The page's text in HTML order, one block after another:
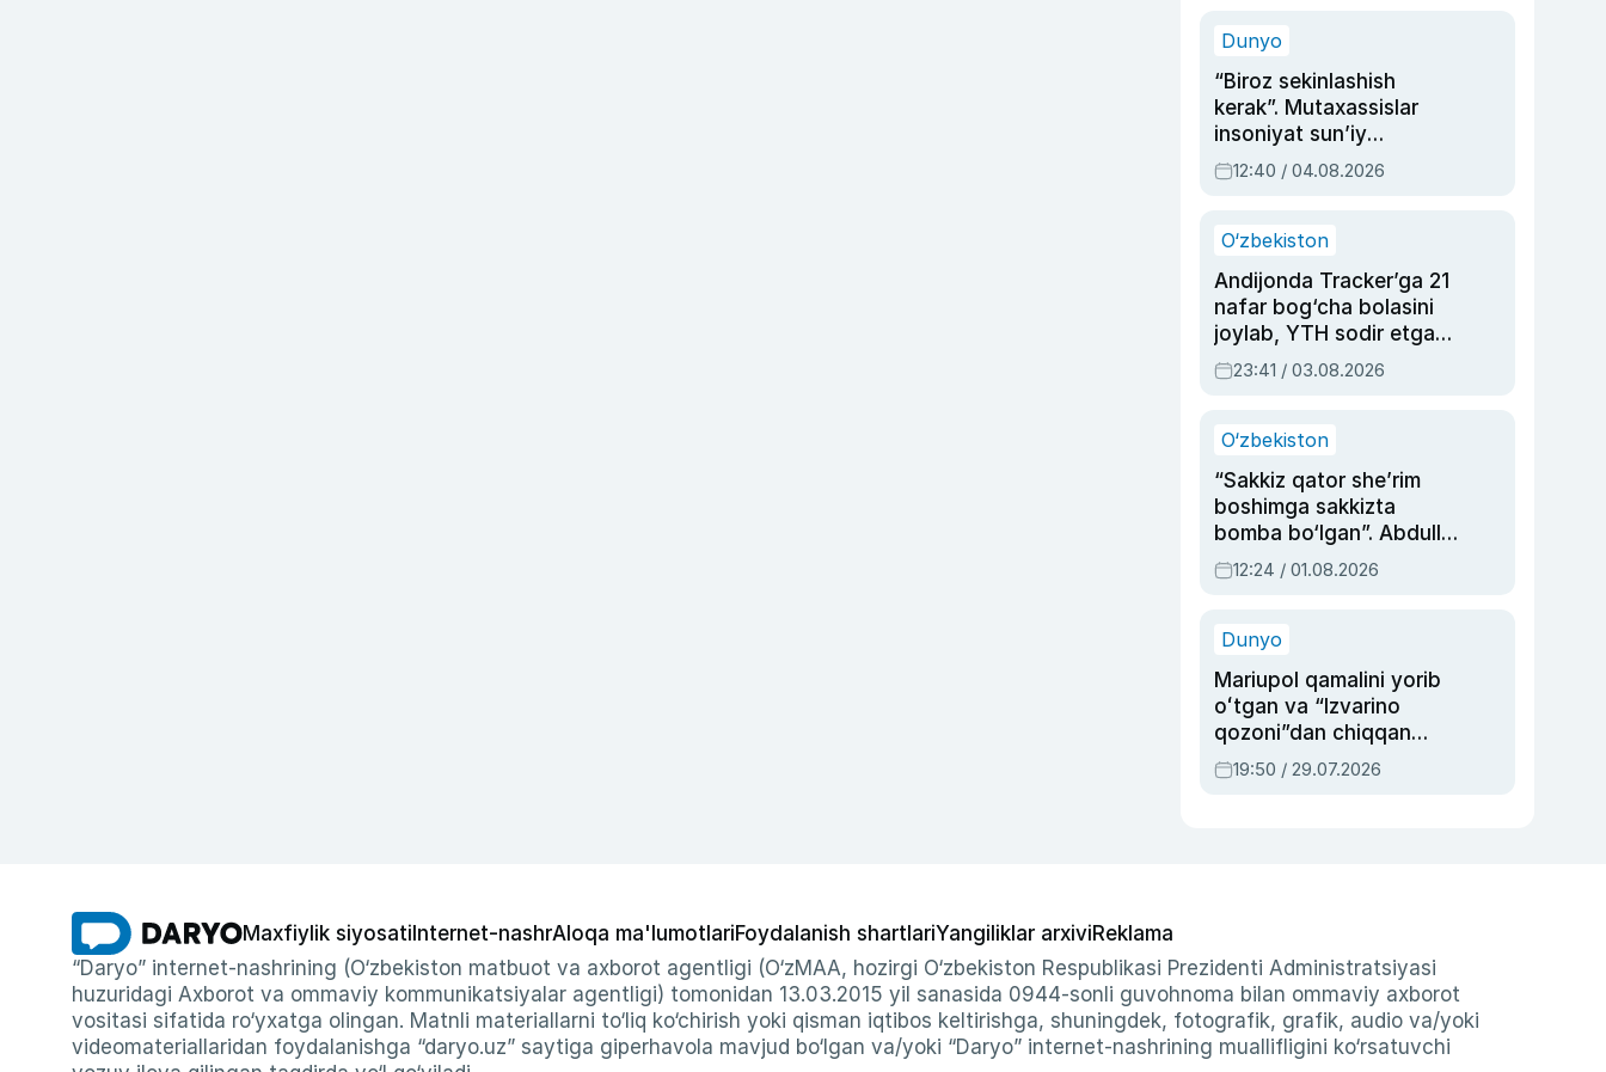
Dunyo
“Biroz sekinlashish
kerak”. Mutaxassislar
insoniyat sun’iy
intellektni boshqara
olmay qolishidan xavotir
12:40 / 04.08.2026
O‘zbekiston
Andijonda Tracker’ga 21
nafar bog‘cha bolasini
joylab, YTH sodir etgan
ayolga sud hukmi o‘qildi
23:41 / 03.08.2026
O‘zbekiston
“Sakkiz qator she’rim
boshimga sakkizta
bomba bo‘lgan”. Abdulla
Oripovni siyosiy
ayblovlardan asrab
12:24 / 01.08.2026
Dunyo
Mariupol qamalini yorib
oʻtgan va “Izvarino
qozoni”dan chiqqan
qahramon — Ukraina
armiyasi bosh
19:50 / 29.07.2026
Maxfiylik siyosati Internet-nashrAloqa ma'lumotlariFoydalanish shartlariYangiliklar arxiviReklama
“Daryo” internet-nashrining (O‘zbekiston matbuot va axborot agentligi (O‘zMAA, hozirgi O‘zbekiston Respublikasi Prezidenti Administratsiyasi
huzuridagi Axborot va ommaviy kommunikatsiyalar agentligi) tomonidan 13.03.2015 yil sanasida 0944-sonli guvohnoma bilan ommaviy axborot
vositasi sifatida ro‘yxatga olingan. Matnli materiallarni to‘liq ko‘chirish yoki qisman iqtibos keltirishga, shuningdek, fotografik, grafik, audio va/yoki
videomateriallaridan foydalanishga “daryo.uz” saytiga giperhavola mavjud bo‘lgan va/yoki “Daryo” internet-nashrining muallifligini ko‘rsatuvchi